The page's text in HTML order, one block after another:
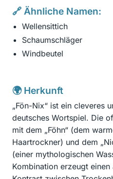
🔗 Ähnliche Namen:
Wellensittich
Schaumschläger
Windbeutel
🌍 Herkunft
„Fön-Nix“ ist ein cleveres
deutsches Wortspiel. Die
mit dem „Föhn“ (dem
Haartrockner) und dem
(einer mythologischen
Kombination erzeugt